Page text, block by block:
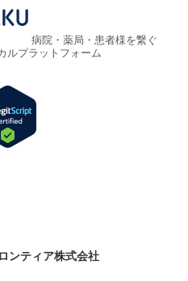
病院・薬局・患者様を繋ぐ
ルプラットフォーム
ンティア株式会社